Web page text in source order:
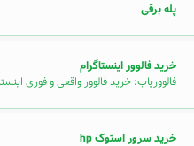
پله برقی
خرید فالوور اینستاگرام
فالووریاب: خرید فالوور واقعی و فوری
خرید سرور استوک hp